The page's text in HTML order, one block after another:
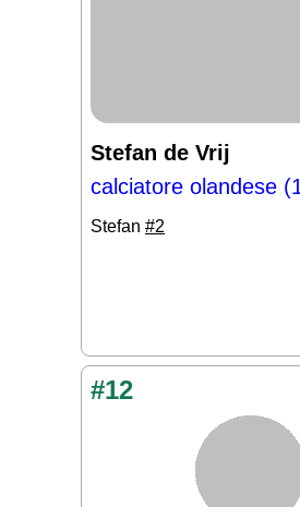
Stefan de Vrij
calciatore olandese
Stefan #2
#12